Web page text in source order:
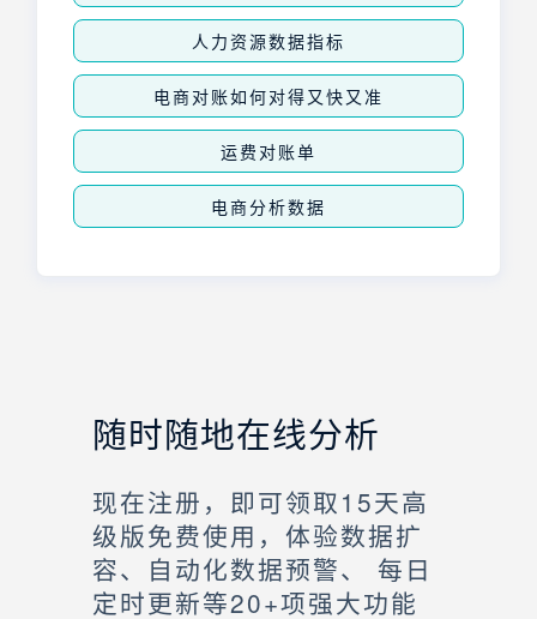
人力资源数据指标
电商对账如何对得又快又准
运费对账单
电商分析数据
随时随地在线分析
现在注册，即可领取15天高
级版免费使用，体验数据扩
容、自动化数据预警、 每日
定时更新等20+项强大功能